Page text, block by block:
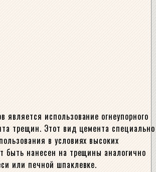
является использование огнеупорного
трещин. Этот вид цемента специально
в условиях высоких
быть нанесен на трещины аналогично
или печной шпаклевке.